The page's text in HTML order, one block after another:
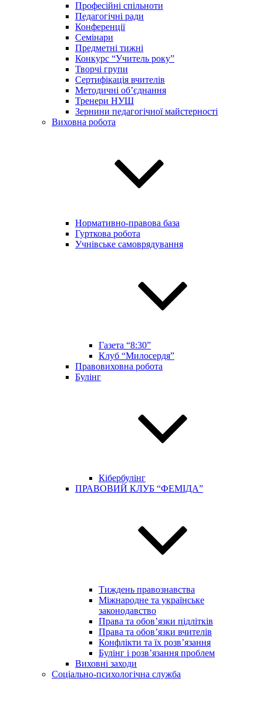
Професійні спільноти
Педагогічні ради
Конференції
Семінари
Предметні тижні
Конкурс “Учитель року”
Творчі групи
Сертифікація вчителів
Методичні об’єднання
Тренери НУШ
Зернини педагогічної майстерності
Виховна робота
Нормативно-правова база
Гурткова робота
Учнівське самоврядування
Газета “8:30”
Клуб “Милосердя”
Правовиховна робота
Булінг
Кібербулінг
ПРАВОВИЙ КЛУБ “ФЕМІДА”
Тиждень правознавства
Міжнародне та українське
законодавство
Права та обов’язки підлітків
Права та обов’язки вчителів
Конфлікти та їх розв’язання
Булінг і розв’язання проблем
Виховні заходи
Соціально-психологічна служба